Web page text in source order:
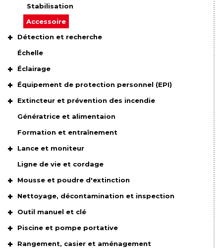
Stabilisation
Accessoire
Détection et recherche
Échelle
Éclairage
Équipement de protection personnel (EPI)
Extincteur et prévention des incendie
Génératrice et alimentaion
Formation et entraînement
Lance et moniteur
Ligne de vie et cordage
Mousse et poudre d'extinction
Nettoyage, décontamination et inspection
Outil manuel et clé
Piscine et pompe portative
Rangement, casier et aménagement